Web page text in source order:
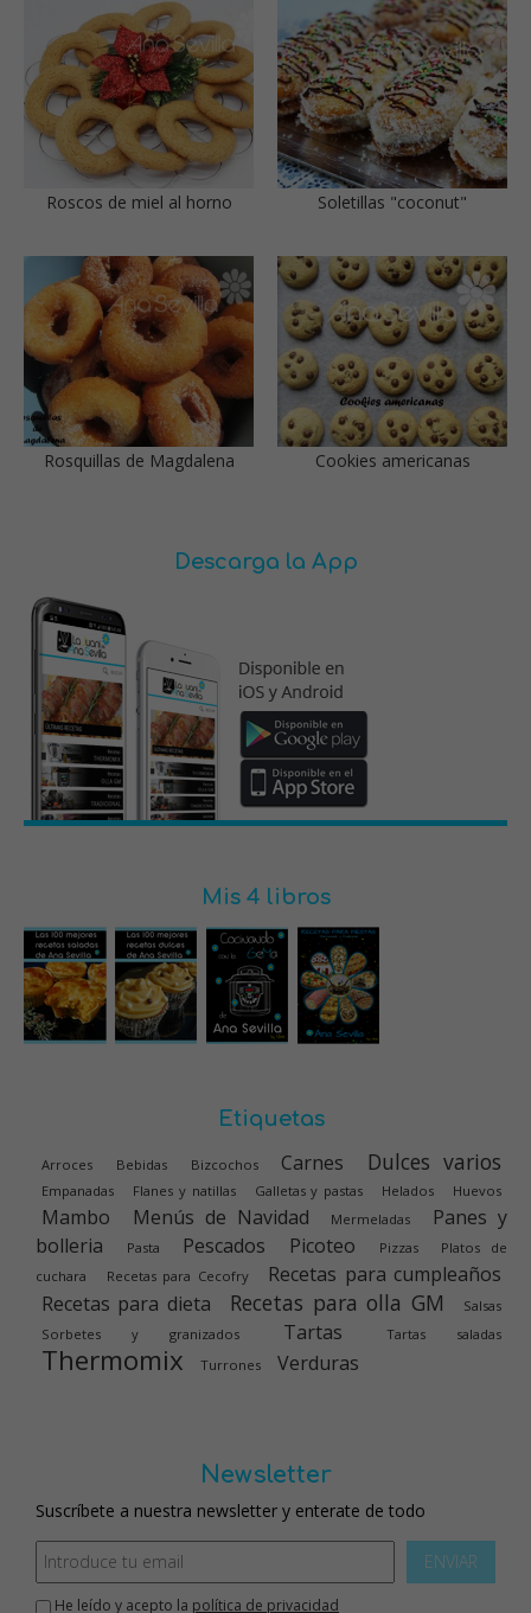
Roscos de miel al horno Soletillas "coconut"
Rosquillas de Magdalena Cookies americanas
Descarga la App
Mis 4 libros
Etiquetas
Arroces Bebidas Bizcochos Carnes Dulces varios
Empanadas Flanes y natillas Galletas y pastas Helados Huevos
Mambo Menús de Navidad Mermeladas
Panes y
bolleria
Pasta Pescados Picoteo Pizzas
Platos de
cuchara
Recetas para Cecofry
Recetas para cumpleaños
Recetas para dieta
Recetas para olla GM
Salsas
Sorbetes y granizados
Tartas Tartas saladas
Thermomix Turrones Verduras
Newsletter
Suscríbete a nuestra newsletter y enterate de todo
ENVIAR
He leído y acepto la política de privacidad